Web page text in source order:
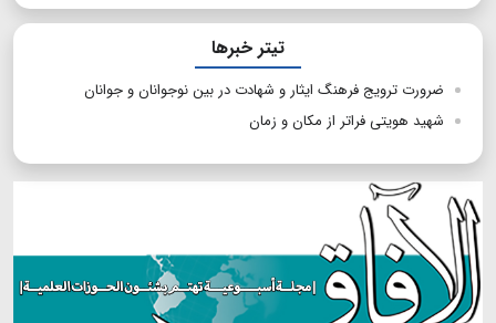
تیتر خبرها
ضرورت ترویج فرهنگ ایثار و شهادت در بین نوجوانان و جوانان
شهید هویتی فراتر از مکان و زمان